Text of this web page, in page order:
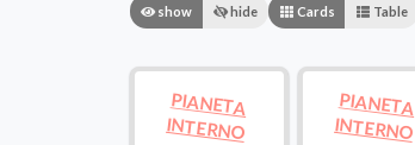
show hide Cards Table
PIANETA
INTERNO
PIANETA
INTERNO